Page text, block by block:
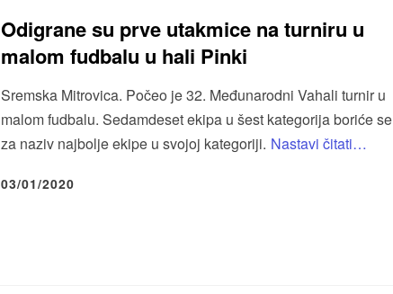
Odigrane su prve utakmice na turniru u
malom fudbalu u hali Pinki
Sremska Mitrovica. Počeo je 32. Međunarodni Vahali turnir u
malom fudbalu. Sedamdeset ekipa u šest kategorija boriće se
za naziv najbolje ekipe u svojoj kategoriji. Nastavi čitati…
03/01/2020